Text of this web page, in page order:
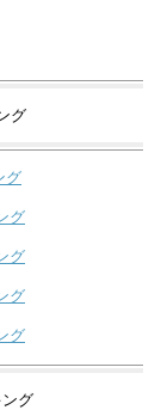
グ
グ
グ
グ
グ
グ
グ